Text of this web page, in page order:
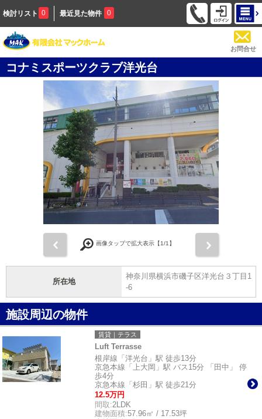
検討リスト 0 最近見た物件 0
お問合せ
コナミスポーツクラブ洋光台
画像タップで拡大表示【1/1】
所在地
神奈川県横浜市磯子区洋光台３丁目1
-6
施設周辺の物件
賃貸｜テラス
Luft Terrasse
根岸線「洋光台」駅 徒歩13分
京急本線「上大岡」駅 バス15分 「田中」 停
歩4分
京急本線「杉田」駅 徒歩21分
12.5万円
間取:2LDK
建物面積:57.96㎡ / 17.53坪